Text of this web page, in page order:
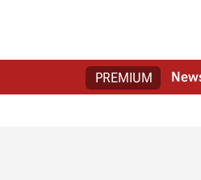
PREMIUM